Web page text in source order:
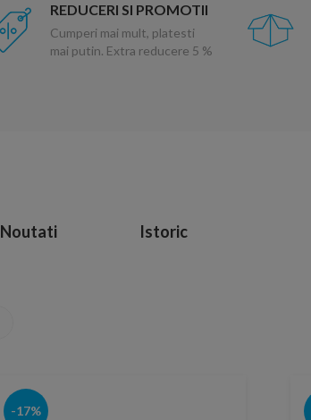
REDUCERI SI PROMOTII
Cumperi mai mult, platesti
mai putin. Extra reducere 5 %
Noutati Istoric
-17%